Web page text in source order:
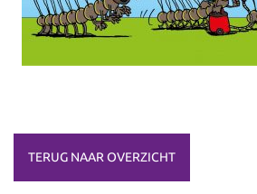
TERUG NAAR OVERZICHT